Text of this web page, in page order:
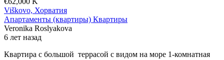
Viškovo, Хорватия
Апартаменты (квартиры) Квартиры
Veronika Roslyakova
6 лет назад
Квартира с большой террасой с видом на море 1-комнатная